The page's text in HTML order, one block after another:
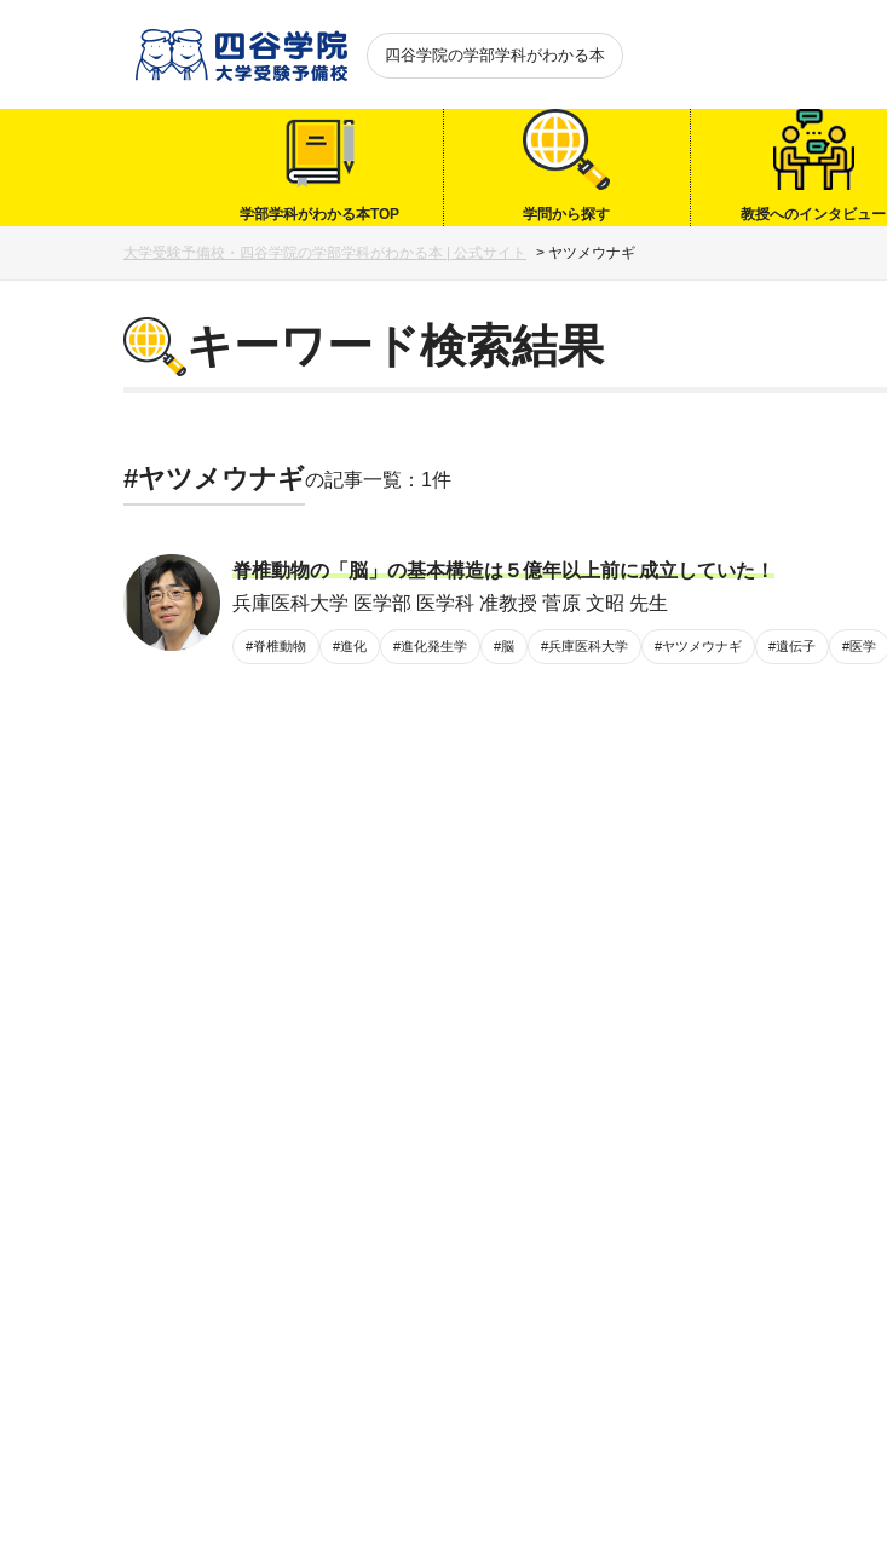
四谷学院の学部学科がわかる本
学部学科がわかる本TOP 学問から探す 教授へのインタビュー
大学受験予備校・四谷学院の学部学科がわかる本 | 公式サイト > ヤツメウナギ
キーワード検索結果
#ヤツメウナギの記事一覧：1件
脊椎動物の「脳」の基本構造は５億年以上前に成立していた！
兵庫医科大学 医学部 医学科 准教授 菅原 文昭 先生
#脊椎動物 #進化 #進化発生学 #脳 #兵庫医科大学 #ヤツメウナギ #遺伝子 #医学